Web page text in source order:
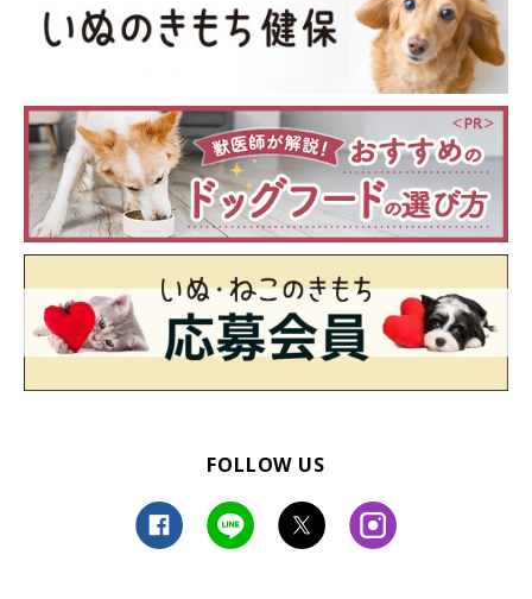
さらに、大型犬を飼ってうれしかったことについても聞いてみた
ところ、以下のような声が寄せられました。
FOLLOW US